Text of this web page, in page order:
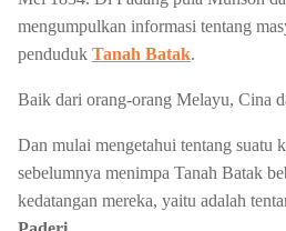
mengumpulkan informasi tentang
penduduk Tanah Batak.
Baik dari orang-orang Melayu, Cina
Dan mulai mengetahui tentang suatu
sebelumnya menimpa Tanah Batak
kedatangan mereka, yaitu adalah